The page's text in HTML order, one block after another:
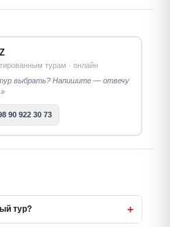
турам · онлайн
выбрать? Напишите — отвечу
90 922 30 73
тур? +